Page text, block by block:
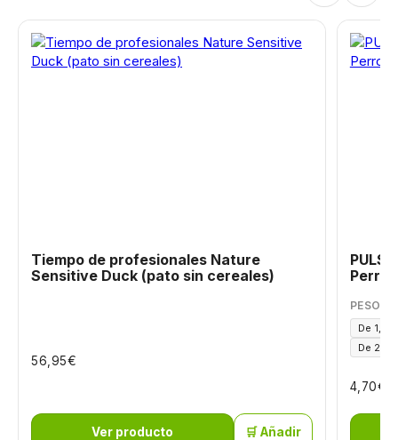
Tiempo de profesionales Nature
Sensitive Duck (pato sin cereales)
56,95€
Ver producto 🛒 Añadir
PESO
De 1,5
De 25
4,70€